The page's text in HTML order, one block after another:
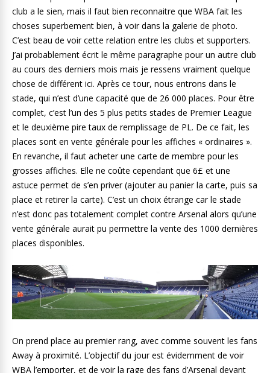
club a le sien, mais il faut bien reconnaitre que WBA fait les
choses superbement bien, à voir dans la galerie de photo.
C’est beau de voir cette relation entre les clubs et supporters.
J’ai probablement écrit le même paragraphe pour un autre club
au cours des derniers mois mais je ressens vraiment quelque
chose de différent ici. Après ce tour, nous entrons dans le
stade, qui n’est d’une capacité que de 26 000 places. Pour être
complet, c’est l’un des 5 plus petits stades de Premier League
et le deuxième pire taux de remplissage de PL. De ce fait, les
places sont en vente générale pour les affiches « ordinaires ».
En revanche, il faut acheter une carte de membre pour les
grosses affiches. Elle ne coûte cependant que 6£ et une
astuce permet de s’en priver (ajouter au panier la carte, puis sa
place et retirer la carte). C’est un choix étrange car le stade
n’est donc pas totalement complet contre Arsenal alors qu’une
vente générale aurait pu permettre la vente des 1000 dernières
places disponibles.
On prend place au premier rang, avec comme souvent les fans
Away à proximité. L’objectif du jour est évidemment de voir
WBA l’emporter, et de voir la rage des fans d’Arsenal devant